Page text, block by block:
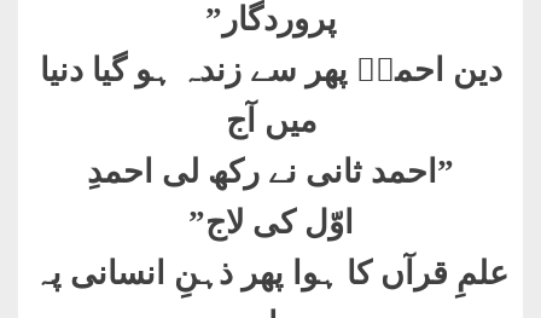
پروردگار ”
دین احمدؐ پھر سے زندہ ہو گیا دنیا
میں آج
” احمد ثانی نے رکھ لی احمدِ
اوّل کی لاج”
علمِ قرآں کا ہوا پھر ذہنِ انسانی پہ